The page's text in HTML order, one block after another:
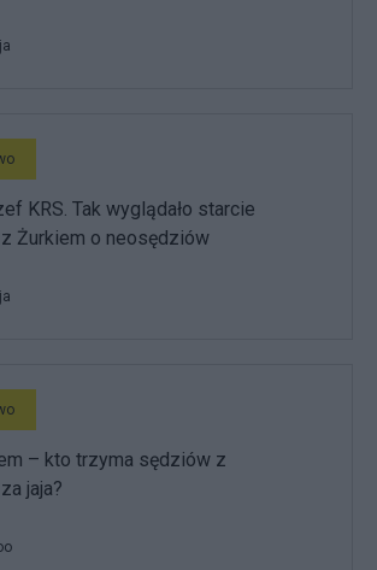
KRS. Tak wyglądało starcie
Żurkiem o neosędziów
– kto trzyma sędziów z
jaja?